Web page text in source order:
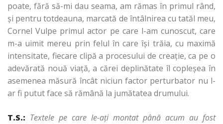
poate, fără să-mi dau seama, am rămas în primul rând,
şi pentru totdeauna, marcată de întâlnirea cu tatăl meu,
Cornel Vulpe primul actor pe care l-am cunoscut, care
m-a uimit mereu prin felul în care îşi trăia, cu maximă
intensitate, fiecare clipă a procesului de creaţie, ca pe o
adevărată nouă viaţă, a cărei deplinătate îl copleşea în
asemenea măsură încât niciun factor perturbator nu l-
ar fi putut face să rămână la jumătatea drumului.
T.S.: Textele pe care le-aţi montat până acum au fost